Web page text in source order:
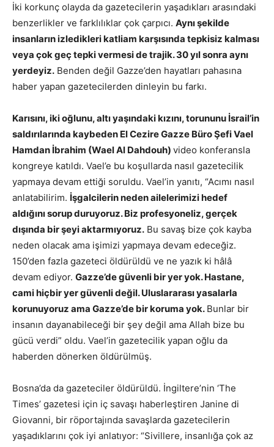
İki korkunç olayda da gazetecilerin yaşadıkları arasındaki
benzerlikler ve farklılıklar çok çarpıcı. Aynı şekilde
insanların izledikleri katliam karşısında tepkisiz kalması
veya çok geç tepki vermesi de trajik. 30 yıl sonra aynı
yerdeyiz. Benden değil Gazze’den hayatları pahasına
haber yapan gazetecilerden dinleyin bu farkı.
Karısını, iki oğlunu, altı yaşındaki kızını, torununu İsrail’in
saldırılarında kaybeden El Cezire Gazze Büro Şefi Vael
Hamdan İbrahim (Wael Al Dahdouh) video konferansla
kongreye katıldı. Vael’e bu koşullarda nasıl gazetecilik
yapmaya devam ettiği soruldu. Vael’in yanıtı, “Acımı nasıl
anlatabilirim. İşgalcilerin neden ailelerimizi hedef
aldığını sorup duruyoruz. Biz profesyoneliz, gerçek
dışında bir şeyi aktarmıyoruz. Bu savaş bize çok kayba
neden olacak ama işimizi yapmaya devam edeceğiz.
150’den fazla gazeteci öldürüldü ve ne yazık ki hâlâ
devam ediyor. Gazze’de güvenli bir yer yok. Hastane,
cami hiçbir yer güvenli değil. Uluslararası yasalarla
korunuyoruz ama Gazze’de bir koruma yok. Bunlar bir
insanın dayanabileceği bir şey değil ama Allah bize bu
gücü verdi” oldu. Vael’in gazetecilik yapan oğlu da
haberden dönerken öldürülmüş.
Bosna’da da gazeteciler öldürüldü. İngiltere’nin ‘The
Times’ gazetesi için iç savaşı haberleştiren Janine di
Giovanni, bir röportajında savaşlarda gazetecilerin
yaşadıklarını çok iyi anlatıyor: “Sivillere, insanlığa çok az